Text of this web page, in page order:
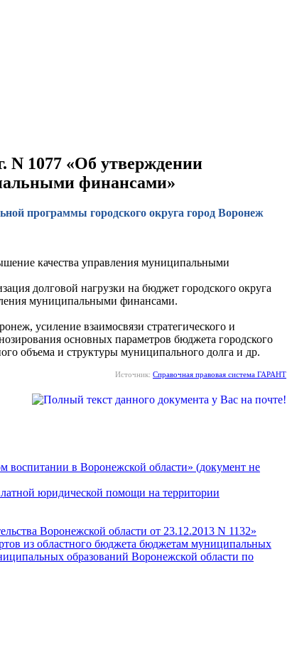
N 1077 «Об утверждении
финансами»
программы городского округа город Воронеж
качества управления муниципальными
долговой нагрузки на бюджет городского округа
муниципальными финансами.
усиление взаимосвязи стратегического и
основных параметров бюджета городского
объема и структуры муниципального долга и др.
Источник: Справочная правовая система ГАРАНТ
воспитании в Воронежской области» (документ не
юридической помощи на территории
Воронежской области от 23.12.2013 N 1132»
из областного бюджета бюджетам муниципальных
образований Воронежской области по